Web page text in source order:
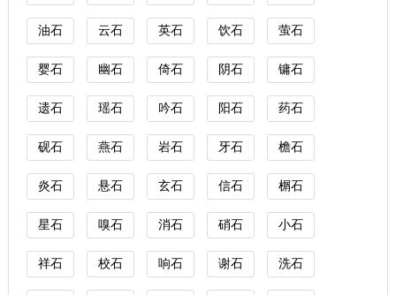
油石 云石 英石 饮石 萤石
婴石 幽石 倚石 阴石 镛石
遗石 瑶石 吟石 阳石 药石
砚石 燕石 岩石 牙石 檐石
炎石 悬石 玄石 信石 榍石
星石 嗅石 消石 硝石 小石
祥石 校石 响石 谢石 洗石